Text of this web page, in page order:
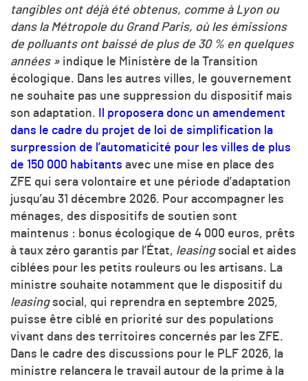
tangibles ont déjà été obtenus, comme à Lyon ou
dans la Métropole du Grand Paris, où les émissions
de polluants ont baissé de plus de 30 % en quelques
années » indique le Ministère de la Transition
écologique. Dans les autres villes, le gouvernement
ne souhaite pas une suppression du dispositif mais
son adaptation. Il proposera donc un amendement
dans le cadre du projet de loi de simplification la
surpression de l’automaticité pour les villes de plus
de 150 000 habitants avec une mise en place des
ZFE qui sera volontaire et une période d’adaptation
jusqu’au 31 décembre 2026. Pour accompagner les
ménages, des dispositifs de soutien sont
maintenus : bonus écologique de 4 000 euros, prêts
à taux zéro garantis par l’État, leasingsocial et aides
ciblées pour les petits rouleurs ou les artisans. La
ministre souhaite notamment que le dispositif du
leasingsocial, qui reprendra en septembre 2025,
puisse être ciblé en priorité sur des populations
vivant dans des territoires concernés par les ZFE.
Dans le cadre des discussions pour le PLF 2026, la
ministre relancera le travail autour de la prime à la